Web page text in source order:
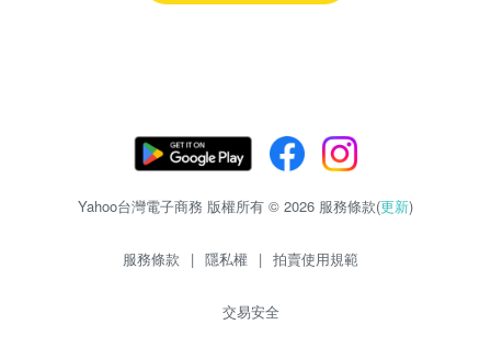
Yahoo台灣電子商務 版權所有 © 2026 服務條款(更新)
服務條款 | 隱私權 | 拍賣使用規範
交易安全